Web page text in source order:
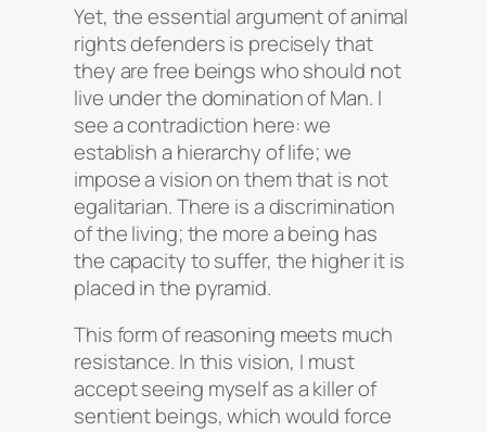
Yet, the essential argument of animal
rights defenders is precisely that
they are free beings who should not
live under the domination of Man. I
see a contradiction here: we
establish a hierarchy of life; we
impose a vision on them that is not
egalitarian. There is a discrimination
of the living; the more a being has
the capacity to suffer, the higher it is
placed in the pyramid.
This form of reasoning meets much
resistance. In this vision, I must
accept seeing myself as a killer of
sentient beings, which would force